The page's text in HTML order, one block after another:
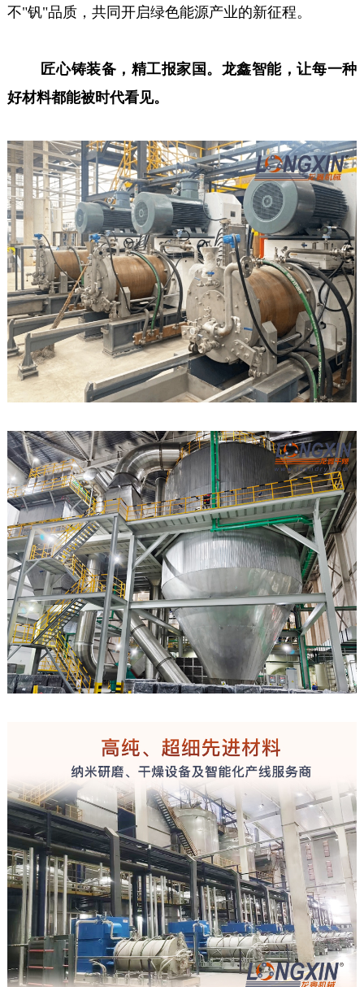
不"钒"品质，共同开启绿色能源产业的新征程。
匠心铸装备，精工报家国。龙鑫智能，让每一种
好材料都能被时代看见。